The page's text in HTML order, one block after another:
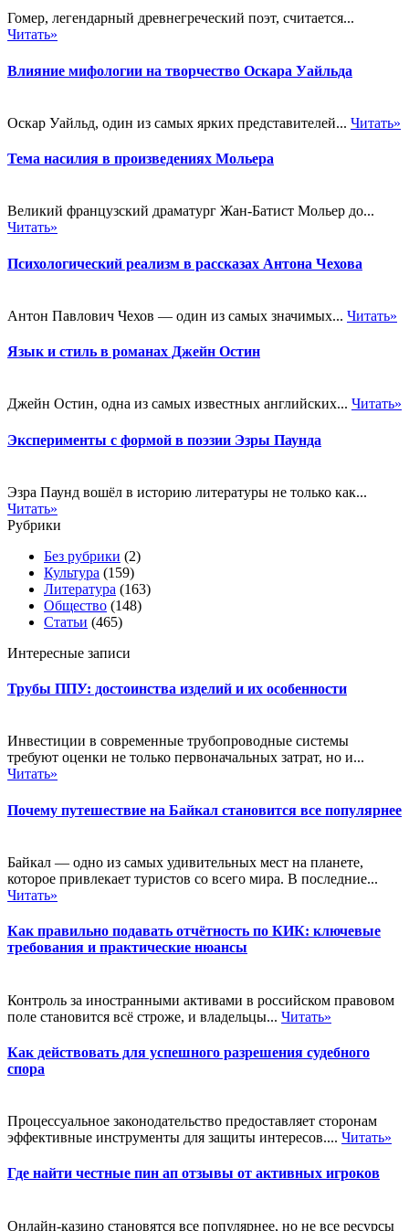
Гомер, легендарный древнегреческий поэт, считается...
Читать»
Влияние мифологии на творчество Оскара Уайльда
Оскар Уайльд, один из самых ярких представителей... Читать»
Тема насилия в произведениях Мольера
Великий французский драматург Жан-Батист Мольер до...
Читать»
Психологический реализм в рассказах Антона Чехова
Антон Павлович Чехов — один из самых значимых... Читать»
Язык и стиль в романах Джейн Остин
Джейн Остин, одна из самых известных английских... Читать»
Эксперименты с формой в поэзии Эзры Паунда
Эзра Паунд вошёл в историю литературы не только как...
Читать»
Рубрики
Без рубрики (2)
Культура (159)
Литература (163)
Общество (148)
Статьи (465)
Интересные записи
Трубы ППУ: достоинства изделий и их особенности
Инвестиции в современные трубопроводные системы
требуют оценки не только первоначальных затрат, но и...
Читать»
Почему путешествие на Байкал становится все популярнее
Байкал — одно из самых удивительных мест на планете,
которое привлекает туристов со всего мира. В последние...
Читать»
Как правильно подавать отчётность по КИК: ключевые
требования и практические нюансы
Контроль за иностранными активами в российском правовом
поле становится всё строже, и владельцы... Читать»
Как действовать для успешного разрешения судебного
спора
Процессуальное законодательство предоставляет сторонам
эффективные инструменты для защиты интересов.... Читать»
Где найти честные пин ап отзывы от активных игроков
Онлайн-казино становятся все популярнее, но не все ресурсы